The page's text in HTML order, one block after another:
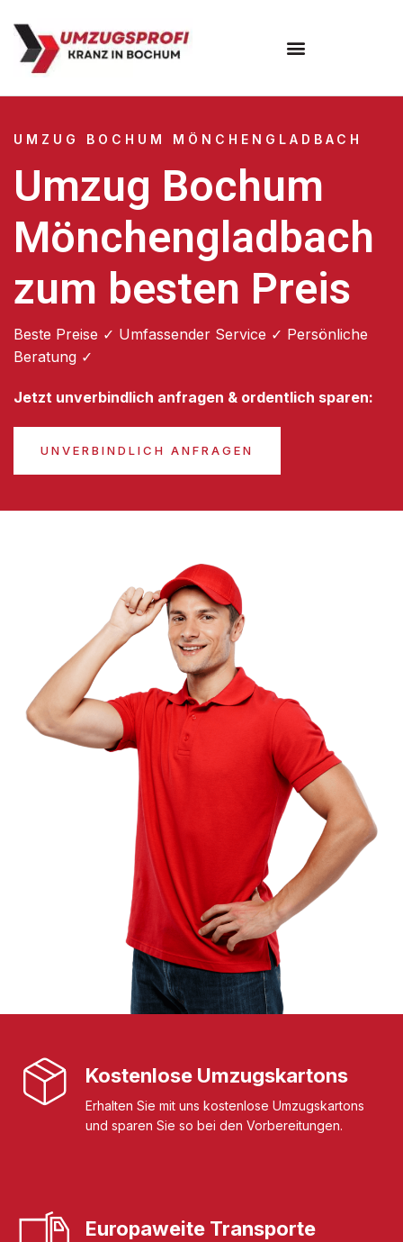
UMZUG BOCHUM MÖNCHENGLADBACH
Umzug Bochum
Mönchengladbach
zum besten Preis
Beste Preise ✓ Umfassender Service ✓ Persönliche
Beratung ✓
Jetzt unverbindlich anfragen & ordentlich sparen:
UNVERBINDLICH ANFRAGEN
Kostenlose Umzugskartons
Erhalten Sie mit uns kostenlose Umzugskartons
und sparen Sie so bei den Vorbereitungen.
Europaweite Transporte